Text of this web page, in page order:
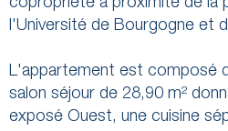
copropriété à proximité de la
l'Université de Bourgogne et
L'appartement est composé
salon séjour de 28,90 m²
exposé Ouest, une cuisine